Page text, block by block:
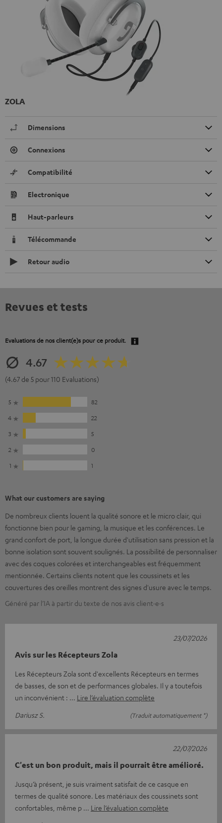
ZOLA
Dimensions
Connexions
Compatibilité
Electronique
Haut-parleurs
Télécommande
Retour audio
Revues et tests
Evaluations de nos client(e)s pour ce produit.
4.67
(4.67 de 5 pour 110 Evaluations)
5
82
4
22
3
5
2
0
1
1
What our customers are saying
De nombreux clients louent la qualité sonore et le micro clair, qui
fonctionne bien pour le gaming, la musique et les conférences. Le
grand confort de port, la longue durée d'utilisation sans pression et la
bonne isolation sont souvent soulignés. La possibilité de personnaliser
avec des coques colorées et interchangeables est fréquemment
mentionnée. Certains clients notent que les coussinets et les
couvertures des oreilles montrent des signes d'usure avec le temps.
Généré par l’IA à partir du texte de nos avis client·e·s
Avis sur les Récepteurs Zola
Les Récepteurs Zola sont d'excellents Récepteurs en termes
de basses, de son et de performances globales. Il y a toutefois
un inconvénient :
Lire l’évaluation complète
Dariusz S.
(Traduit automatiquement *)
23/07/2026
C'est un bon produit, mais il pourrait être amélioré.
Jusqu’à présent, je suis vraiment satisfait de ce casque en
termes de qualité sonore. Les matériaux des coussinets sont
confortables, même p
Lire l’évaluation complète
22/07/2026